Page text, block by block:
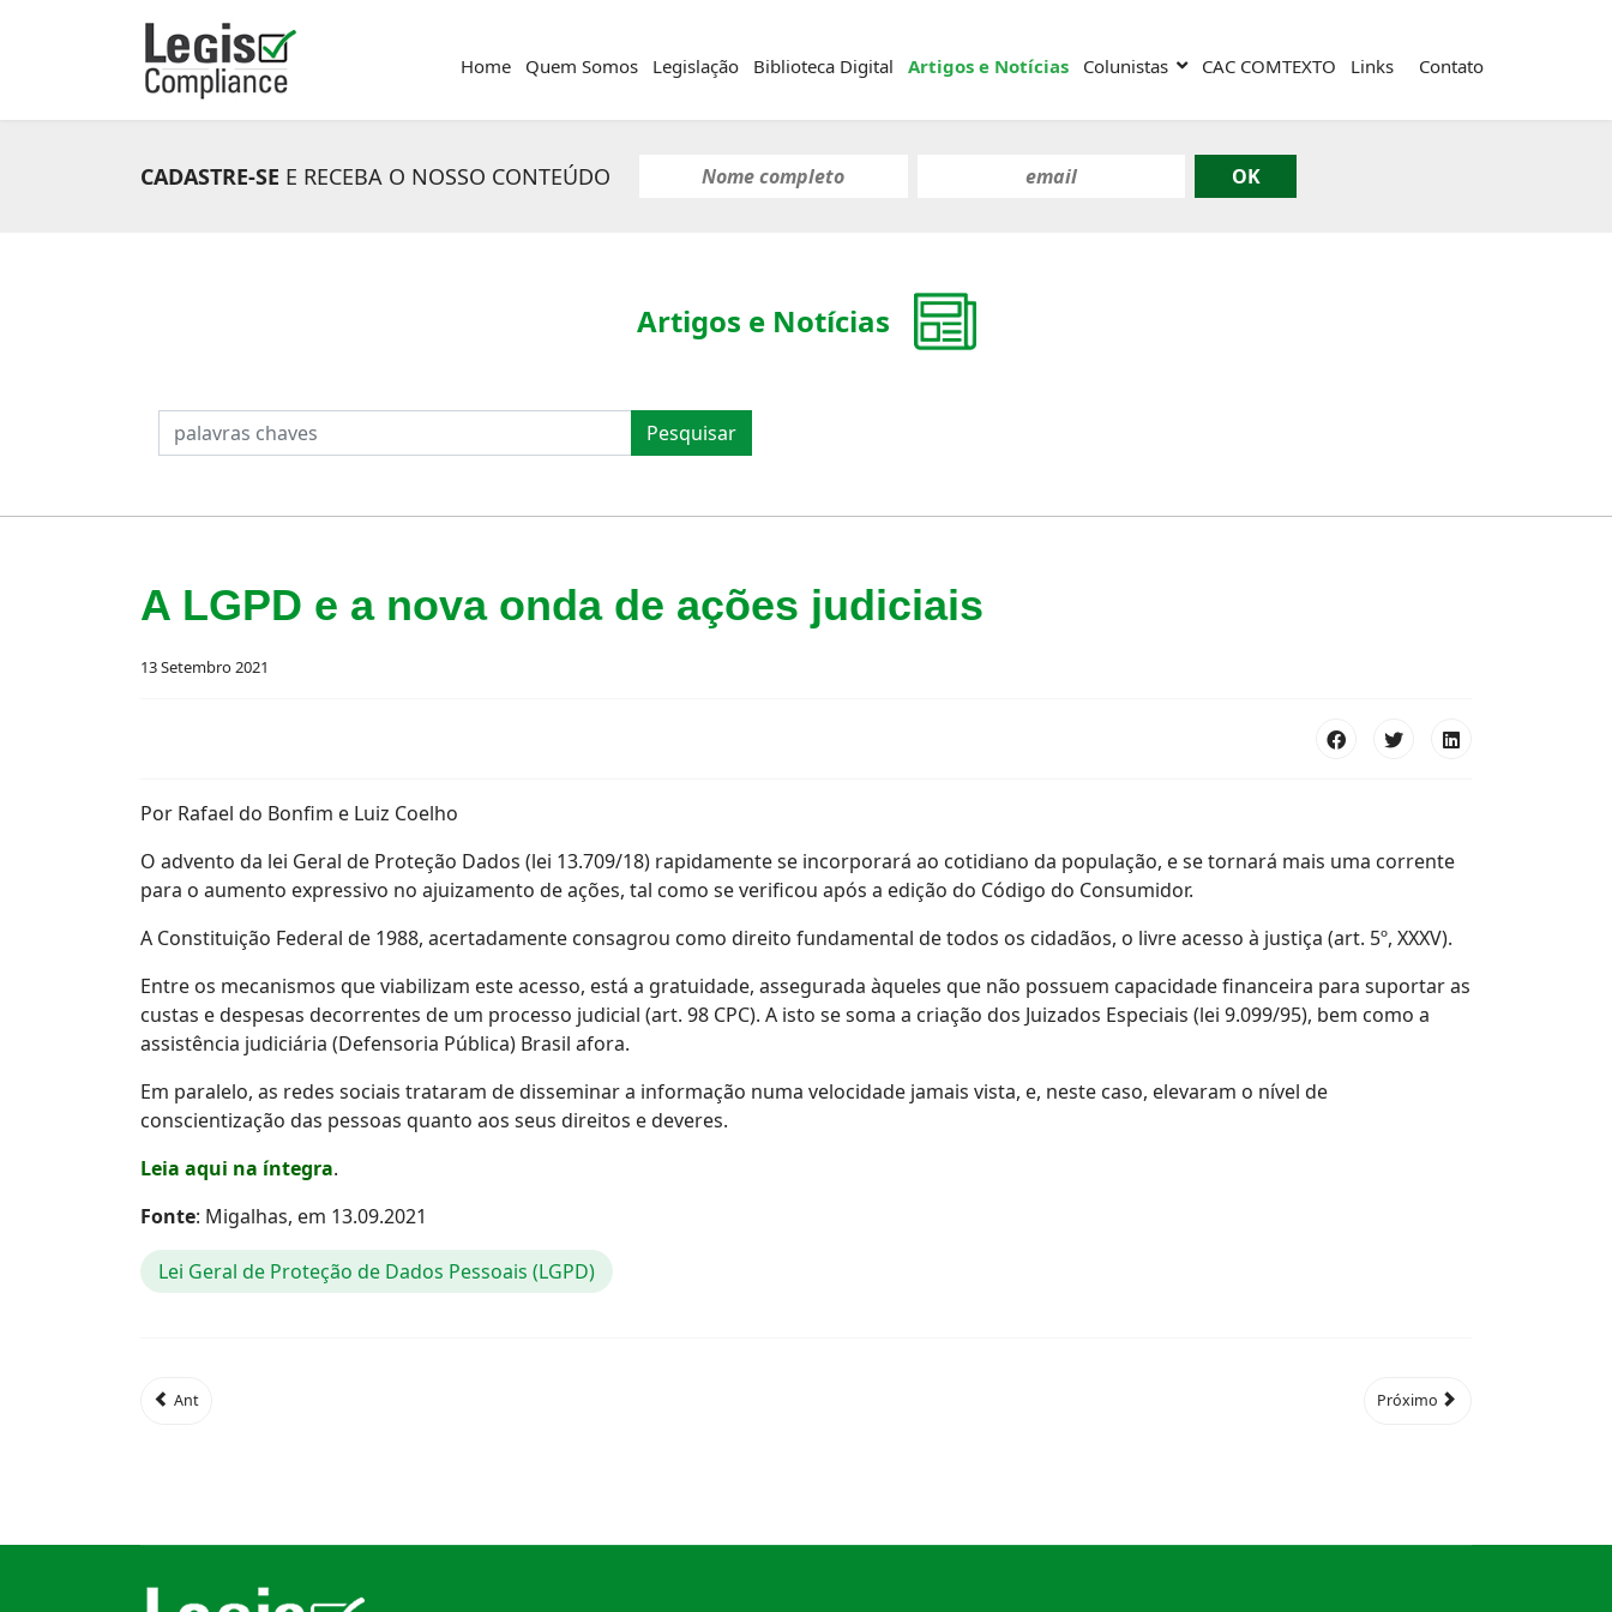
Home Quem Somos Legislação Biblioteca Digital Artigos e Notícias Colunistas CAC COMTEXTO Links Contato
CADASTRE-SE E RECEBA O NOSSO CONTEÚDO
PESQUISAR Pesquisar
Artigos e Notícias
A LGPD e a nova onda de ações judiciais
13 Setembro 2021
Por Rafael do Bonfim e Luiz Coelho
O advento da lei Geral de Proteção Dados (lei 13.709/18) rapidamente se incorporará ao cotidiano da população, e se tornará mais uma corrente
para o aumento expressivo no ajuizamento de ações, tal como se verificou após a edição do Código do Consumidor.
A Constituição Federal de 1988, acertadamente consagrou como direito fundamental de todos os cidadãos, o livre acesso à justiça (art. 5º, XXXV).
Entre os mecanismos que viabilizam este acesso, está a gratuidade, assegurada àqueles que não possuem capacidade financeira para suportar as
custas e despesas decorrentes de um processo judicial (art. 98 CPC). A isto se soma a criação dos Juizados Especiais (lei 9.099/95), bem como a
assistência judiciária (Defensoria Pública) Brasil afora.
Em paralelo, as redes sociais trataram de disseminar a informação numa velocidade jamais vista, e, neste caso, elevaram o nível de
conscientização das pessoas quanto aos seus direitos e deveres.
Leia aqui na íntegra.
Fonte: Migalhas, em 13.09.2021
Lei Geral de Proteção de Dados Pessoais (LGPD)
Ant Próximo